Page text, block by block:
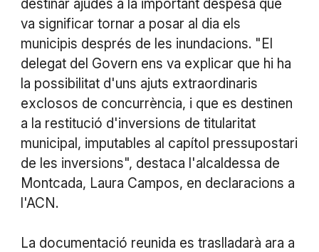
destinar ajudes a la important despesa que
va significar tornar a posar al dia els
municipis després de les inundacions. "El
delegat del Govern ens va explicar que hi ha
la possibilitat d'uns ajuts extraordinaris
exclosos de concurrència, i que es destinen
a la restitució d'inversions de titularitat
municipal, imputables al capítol pressupostari
de les inversions", destaca l'alcaldessa de
Montcada, Laura Campos, en declaracions a
l'ACN.
La documentació reunida es traslladarà ara a